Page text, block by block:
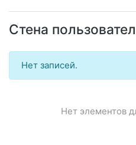
Стена
Нет записей.
Нет элементов